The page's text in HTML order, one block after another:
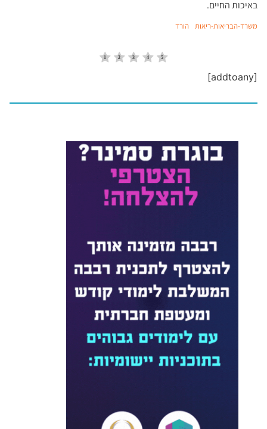
באיכות החיים.
משרד-הבריאות-ריאות הורד
[addtoany]